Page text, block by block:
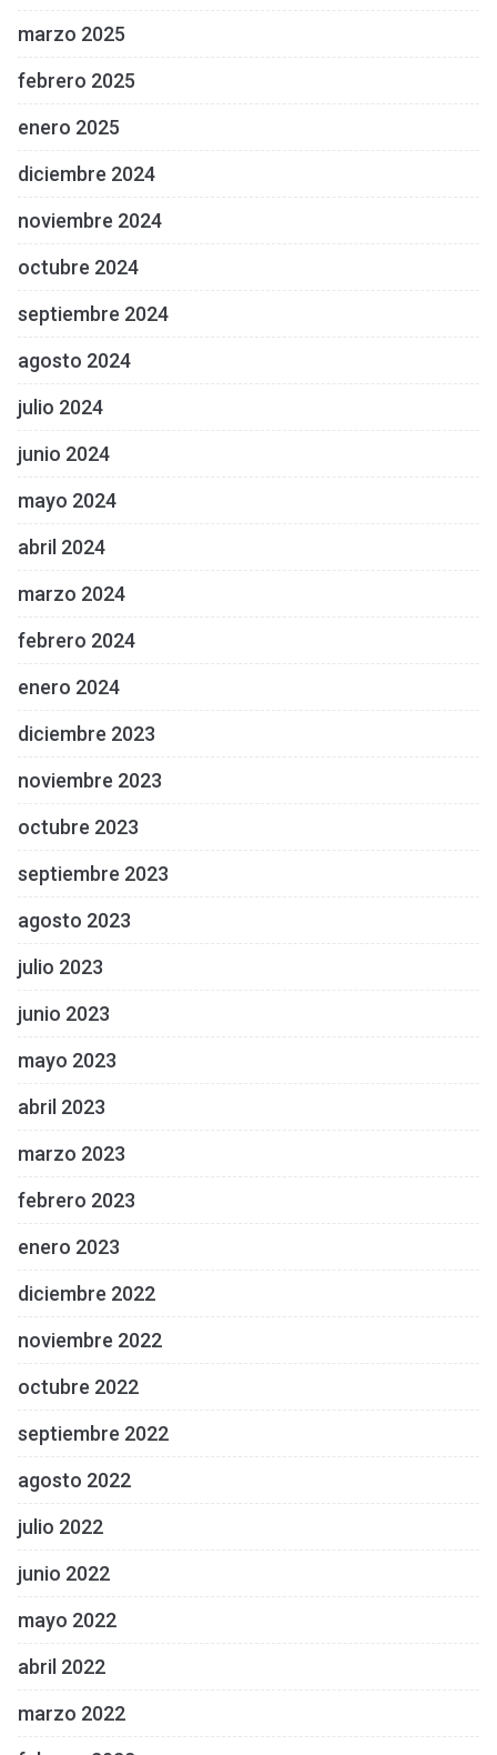
marzo 2025
febrero 2025
enero 2025
diciembre 2024
noviembre 2024
octubre 2024
septiembre 2024
agosto 2024
julio 2024
junio 2024
mayo 2024
abril 2024
marzo 2024
febrero 2024
enero 2024
diciembre 2023
noviembre 2023
octubre 2023
septiembre 2023
agosto 2023
julio 2023
junio 2023
mayo 2023
abril 2023
marzo 2023
febrero 2023
enero 2023
diciembre 2022
noviembre 2022
octubre 2022
septiembre 2022
agosto 2022
julio 2022
junio 2022
mayo 2022
abril 2022
marzo 2022